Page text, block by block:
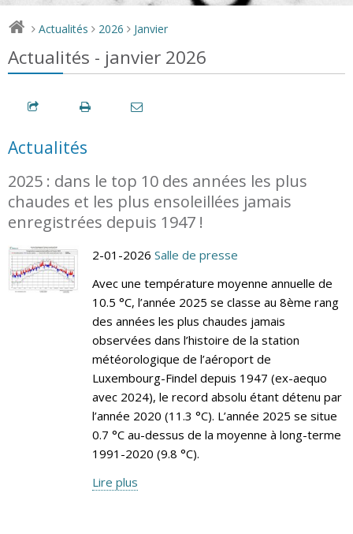
> Actualités > 2026 > Janvier
Actualités - janvier 2026
Actualités
2025 : dans le top 10 des années les plus
chaudes et les plus ensoleillées jamais
enregistrées depuis 1947 !
2-01-2026 Salle de presse
Avec une température moyenne annuelle de
10.5 °C, l’année 2025 se classe au 8ème rang
des années les plus chaudes jamais
observées dans l’histoire de la station
météorologique de l’aéroport de
Luxembourg-Findel depuis 1947 (ex-aequo
avec 2024), le record absolu étant détenu par
l’année 2020 (11.3 °C). L’année 2025 se situe
0.7 °C au-dessus de la moyenne à long-terme
1991-2020 (9.8 °C).
Lire plus